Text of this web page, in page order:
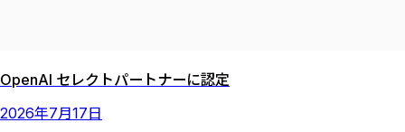
OpenAI セレクトパートナーに認定
2026年7月17日